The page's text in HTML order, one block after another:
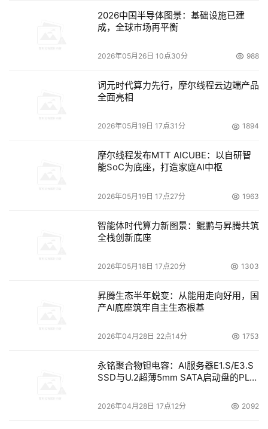
2026中国半导体图景：基础设施已建
成，全球市场再平衡
2026年05月26日 10点30分 988
词元时代算力先行，摩尔线程云边端产品
全面亮相
2026年05月19日 17点31分 1894
摩尔线程发布MTT AICUBE：以自研智
能SoC为底座，打造家庭AI中枢
2026年05月19日 17点27分 1963
智能体时代算力新图景：鲲鹏与昇腾共筑
全栈创新底座
2026年05月18日 17点20分 1303
昇腾生态半年蜕变：从能用走向好用，国
产AI底座筑牢自主生态根基
2026年04月28日 22点14分 1753
永铭聚合物钽电容：AI服务器E1.S/E3.S
SSD与U.2超薄5mm SATA启动盘的PLP
2026年04月28日 17点12分 2092